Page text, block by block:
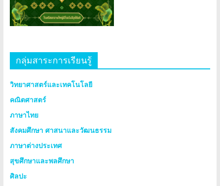
กลุ่มสาระการเรียนรู้
วิทยาศาสตร์และเทคโนโลยี
คณิตศาสตร์
ภาษาไทย
สังคมศึกษา ศาสนาและวัฒนธรรม
ภาษาต่างประเทศ
สุขศึกษาและพลศึกษา
ศิลปะ